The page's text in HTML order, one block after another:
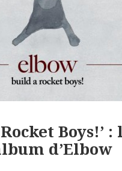
Boys!’ :
d’Elbow